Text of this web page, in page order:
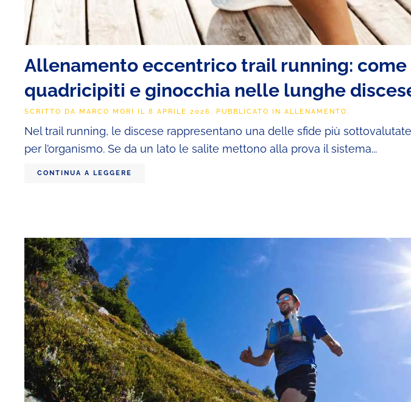
Allenamento eccentrico trail running:
quadricipiti e ginocchia nelle lunghe
SCRITTO DA MARCO MORI IL 8 APRILE 2026 . PUBBLICATO IN ALLENAMENTO .
Nel trail running, le discese rappresentano una delle sfide più
per l’organismo. Se da un lato le salite mettono alla prova il sistema...
CONTINUA A LEGGERE